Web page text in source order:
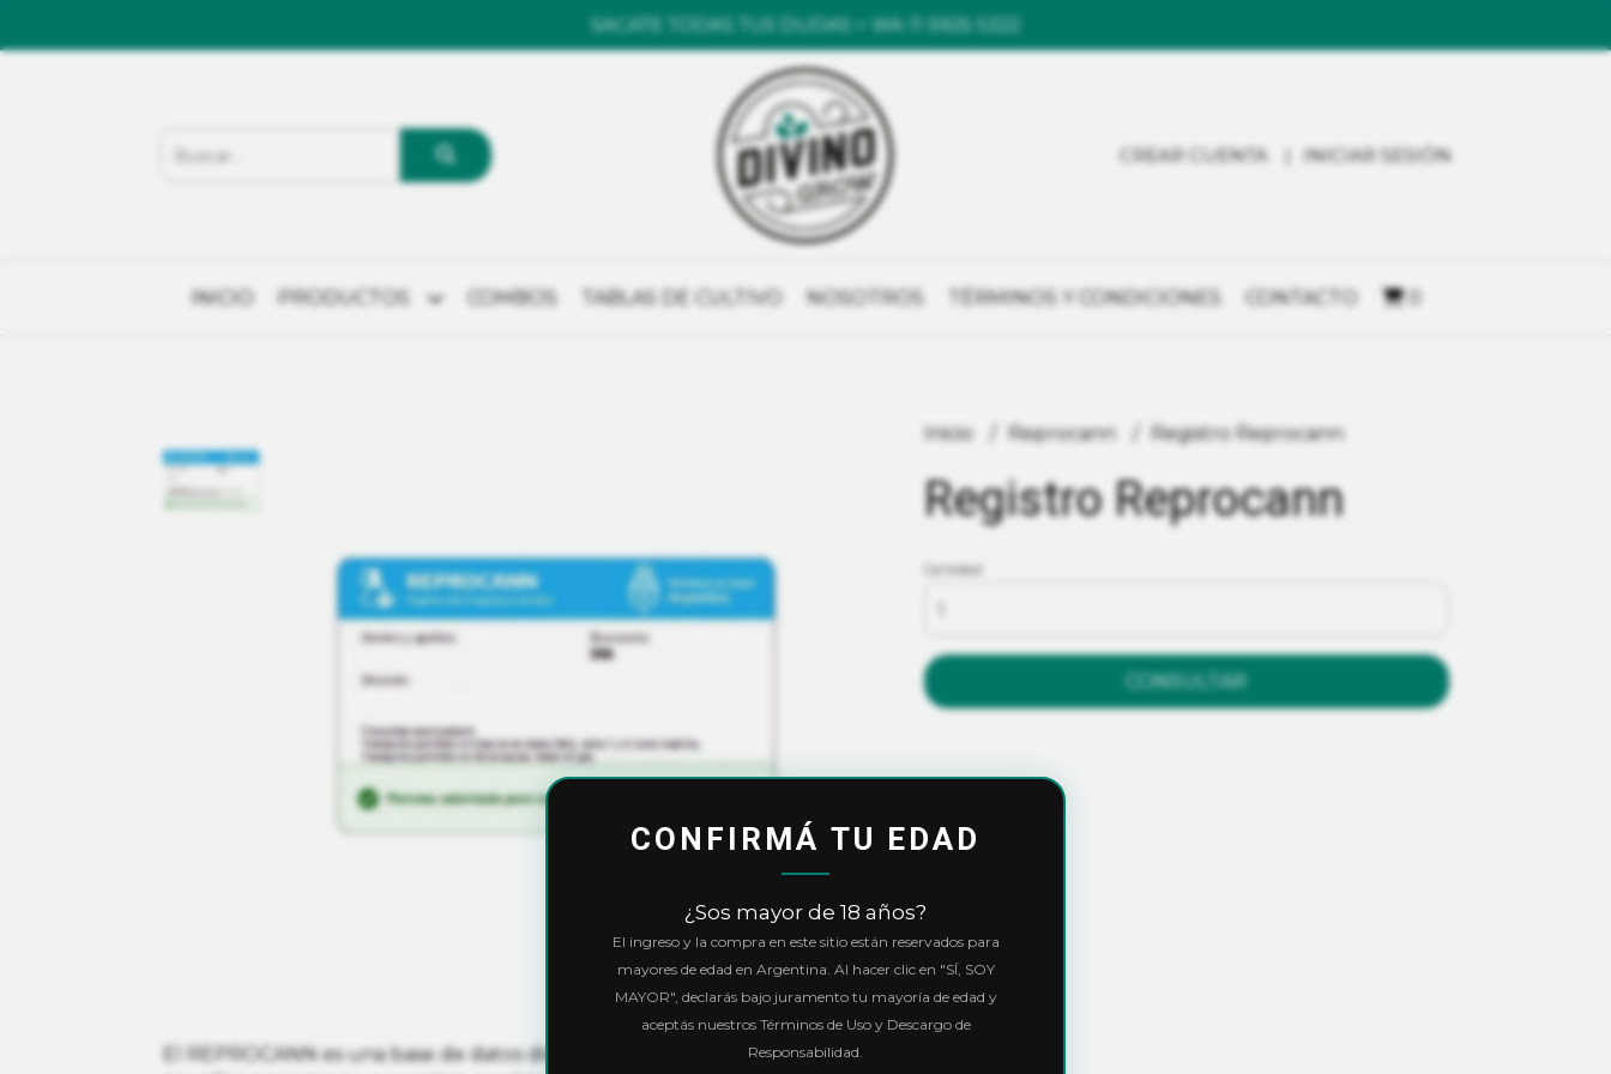
SACATE TODAS TUS DUDAS > WA 11 5925 5322
CREAR CUENTA INICIAR SESIÓN
INICIO PRODUCTOS COMBOS TABLAS DE CULTIVO NOSOTROS TÉRMINOS Y CONDICIONES CONTACTO
El REPROCANN es una base de datos diseñada para poder registrar a
Inicio Reprocann Registro Reprocann
Registro Reprocann
Cantidad
CONSULTAR
CONFIRMÁ TU EDAD
¿Sos mayor de 18 años?
El ingreso y la compra en este sitio están reservados para
mayores de edad en Argentina. Al hacer clic en "SÍ, SOY
MAYOR", declarás bajo juramento tu mayoría de edad y
aceptás nuestros Términos de Uso y Descargo de
Responsabilidad.